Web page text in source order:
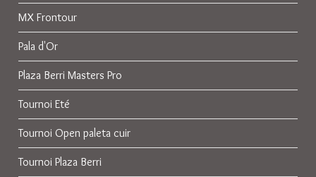
MX Frontour
Pala d'Or
Plaza Berri Masters Pro
Tournoi Eté
Tournoi Open paleta cuir
Tournoi Plaza Berri